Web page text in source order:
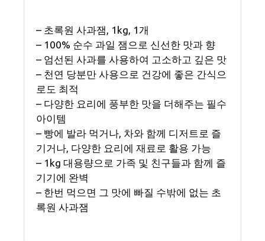
– 초록원 사과잼, 1kg, 1개
– 100% 순수 과일 잼으로 신선한 맛과 향
– 엄선된 사과를 사용하여 고소하고 깊은 맛
– 천연 당분만 사용으로 건강에 좋은 간식으
로도 최적
– 다양한 요리에 풍부한 맛을 더해주는 필수
아이템
– 빵에 발라 먹거나, 차와 함께 디저트로 즐
기거나, 다양한 요리에 재료로 활용 가능
– 1kg 대용량으로 가족 및 친구들과 함께 즐
기기에 완벽
– 한번 먹으면 그 맛에 빠질 수밖에 없는 초
록원 사과잼